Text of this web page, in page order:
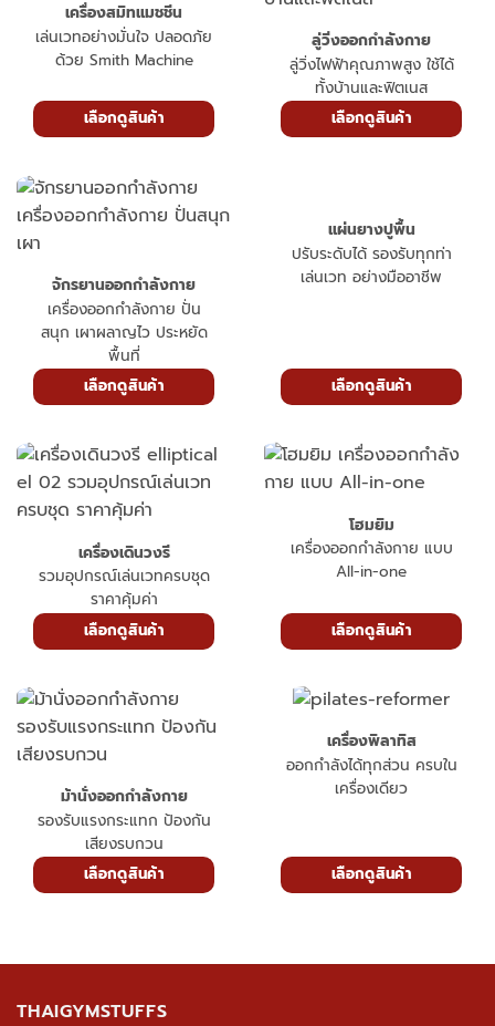
เครื่องสมิทแมชชีน
เล่นเวทอย่างมั่นใจ ปลอดภัย
ด้วย Smith Machine
เลือกดูสินค้า
ลู่วิ่งออกกำลังกาย
ลู่วิ่งไฟฟ้าคุณภาพสูง ใช้ได้
ทั้งบ้านและฟิตเนส
เลือกดูสินค้า
จักรยานออกกำลังกาย
เครื่องออกกำลังกาย ปั่น
สนุก เผาผลาญไว ประหยัด
พื้นที่
เลือกดูสินค้า
แผ่นยางปูพื้น
ปรับระดับได้ รองรับทุกท่า
เล่นเวท อย่างมืออาชีพ
เลือกดูสินค้า
เครื่องเดินวงรี
รวมอุปกรณ์เล่นเวทครบชุด
ราคาคุ้มค่า
เลือกดูสินค้า
โฮมยิม
เครื่องออกกำลังกาย แบบ
All-in-one
เลือกดูสินค้า
ม้านั่งออกกำลังกาย
รองรับแรงกระแทก ป้องกัน
เสียงรบกวน
เลือกดูสินค้า
เครื่องพิลาทิส
ออกกำลังได้ทุกส่วน ครบใน
เครื่องเดียว
เลือกดูสินค้า
THAIGYMSTUFFS